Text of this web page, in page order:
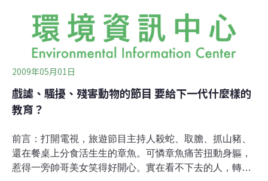
德、到政策辯護置入性行銷並非始於今日，那個政黨上台
都做過。只不過，過去的媒體對置入式行銷還能掌握基本
2009年05月01日
戲謔、騷擾、殘害動物的節目 要給下一代什麼樣的
教育？
前言：打開電視，旅遊節目主持人殺蛇、取膽、抓山豬、
還在餐桌上分食活生生的章魚。可憐章魚痛苦扭動身軀，
惹得一旁帥哥美女笑得好開心。實在看不下去的人，轉台